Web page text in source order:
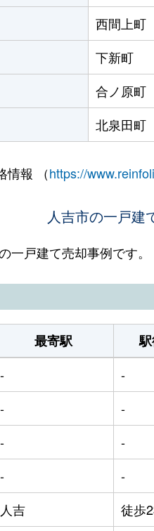
西間上町
下新町
合ノ原町
北泉田町
情報 （https://
人吉市の一戸建
戸建て売却事例です。
最寄駅
- -
- -
- -
- -
人吉 徒歩